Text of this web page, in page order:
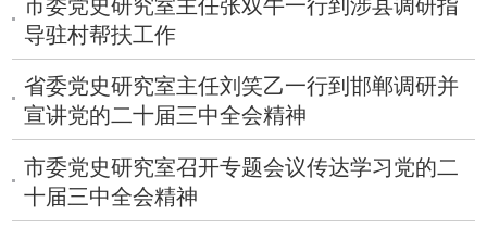
市委党史研究室主任张双牛一行到涉县调研指
导驻村帮扶工作
省委党史研究室主任刘笑乙一行到邯郸调研并
宣讲党的二十届三中全会精神
市委党史研究室召开专题会议传达学习党的二
十届三中全会精神